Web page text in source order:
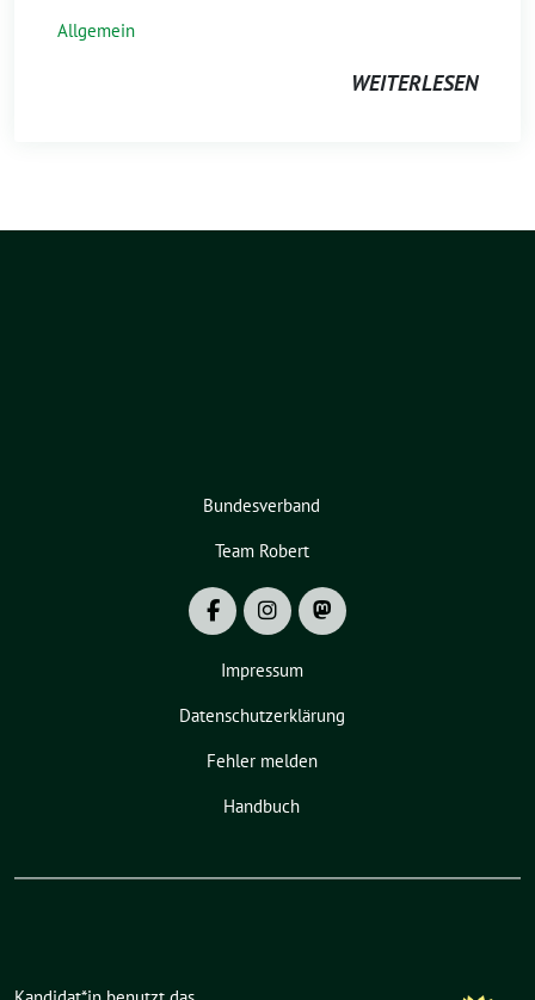
Allgemein
WEITERLESEN
Bundesverband
Team Robert
Impressum
Datenschutzerklärung
Fehler melden
Handbuch